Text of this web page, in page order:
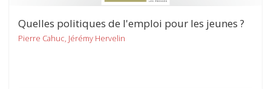
Quelles politiques de l'emploi pour les jeunes ?
Pierre Cahuc, Jérémy Hervelin